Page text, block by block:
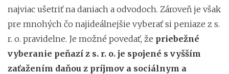
najviac ušetriť na daniach a odvodoch. Zároveň je však
pre mnohých čo najideálnejšie vyberať si peniaze z s.
r. o. pravidelne. Je možné povedať, že priebežné
vyberanie peňazí z s. r. o. je spojené s vyšším
zaťažením daňou z príjmov a sociálnym a